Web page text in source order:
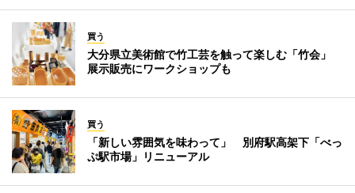
買う
大分県立美術館で竹工芸を触って楽しむ「竹会」
展示販売にワークショップも
買う
「新しい雰囲気を味わって」 別府駅高架下「べっ
ぷ駅市場」リニューアル